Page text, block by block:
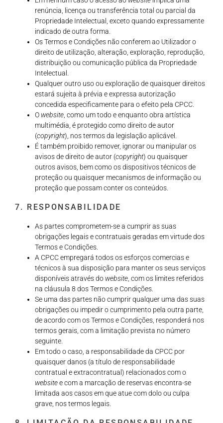
renúncia, licença ou transferência total ou parcial da
Propriedade Intelectual, exceto quando expressamente
indicado de outra forma.
Os Termos e Condições não conferem ao Utilizador o
direito de utilização, alteração, exploração, reprodução,
distribuição ou comunicação pública da Propriedade
Intelectual.
Qualquer outro uso ou exploração de quaisquer direitos
estará sujeita à prévia e expressa autorização
concedida especificamente para o efeito pela CPCC.
O website, como um todo e enquanto obra artística
multimédia, é protegido como direito de autor
(copyright), nos termos da legislação aplicável.
É também proibido remover, ignorar ou manipular os
avisos de direito de autor (copyright) ou quaisquer
outros avisos, bem como os dispositivos técnicos de
proteção ou quaisquer mecanismos de informação ou
proteção que possam conter os conteúdos.
7. RESPONSABILIDADE
As partes comprometem-se a cumprir as suas
obrigações legais e contratuais geradas em virtude dos
Termos e Condições.
A CPCC empregará todos os esforços comercias e
técnicos à sua disposição para manter os seus serviços
disponíveis através do website, com os limites referidos
na cláusula 8 dos Termos e Condições.
Se uma das partes não cumprir qualquer uma das suas
obrigações ou impedir o cumprimento pela outra parte,
de acordo com os Termos e Condições, responderá nos
termos gerais, com a limitação prevista no número
seguinte.
Em todo o caso, a responsabilidade da CPCC por
quaisquer danos (a título de responsabilidade
contratual e extracontratual) relacionados com o
websitee com a marcação de reservas encontra-se
limitada aos casos em que atue com dolo ou culpa
grave, nos termos legais.